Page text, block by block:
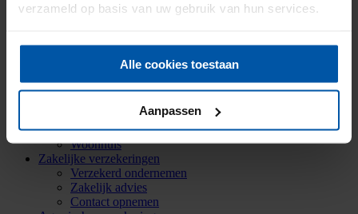
verzameld op basis van uw gebruik van hun services.
Alle cookies toestaan
Aanpassen
Doorlopende reis
Inboedel
Kostbaarheden
Mobiele dekking
Oldtimer
Rechtsbijstand
Verkeersschadeverzekering
Woonhuis
Zakelijke verzekeringen
Verzekerd ondernemen
Zakelijk advies
Contact opnemen